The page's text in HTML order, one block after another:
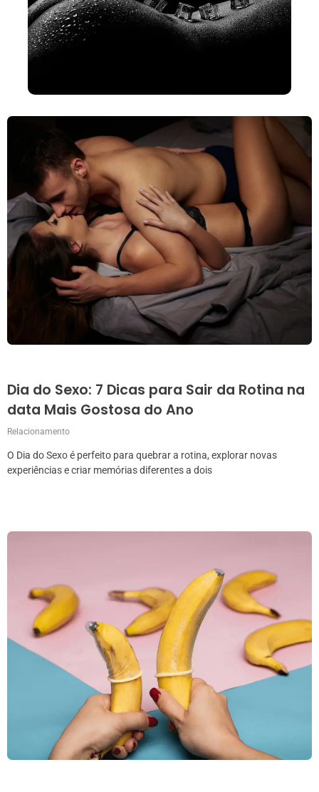
Dia do Sexo: 7 Dicas para Sair da Rotina na
data Mais Gostosa do Ano
Relacionamento
O Dia do Sexo é perfeito para quebrar a rotina, explorar novas
experiências e criar memórias diferentes a dois